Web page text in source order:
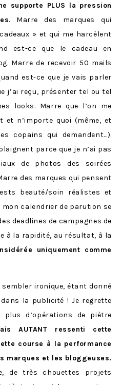
supporte PLUS la pression
. Marre des marques qui
» et qui me harcèlent
est-ce que le cadeau en
Marre de recevoir 50 mails
est-ce que je vais parler
j’ai reçu, présenter tel ou tel
looks. Marre que l’on me
et n’importe quoi (même, et
copains qui demandent…).
parce que je n’ai pas
de photos des soirées
des marques qui pensent
beauté/soin réalistes et
calendrier de parution se
deadlines de campagnes de
à la rapidité, au résultat, à la
uniquement comme
ironique, étant donné
la publicité ! Je regrette
d’opérations de piètre
AUTANT ressenti cette
course à la performance
marques et les bloggeuses.
de très chouettes projets